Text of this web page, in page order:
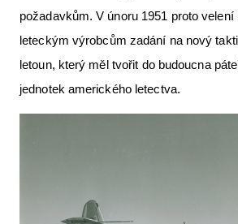
požadavkům. V únoru 1951 proto
leteckým výrobcům zadání na nový
letoun, který měl tvořit do budoucna
jednotek amerického letectva.